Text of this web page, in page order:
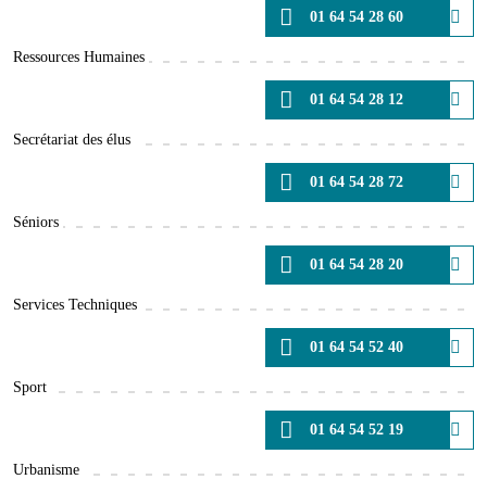
01 64 54 28 60
Ressources Humaines
01 64 54 28 12
Secrétariat des élus
01 64 54 28 72
Séniors
01 64 54 28 20
Services Techniques
01 64 54 52 40
Sport
01 64 54 52 19
Urbanisme